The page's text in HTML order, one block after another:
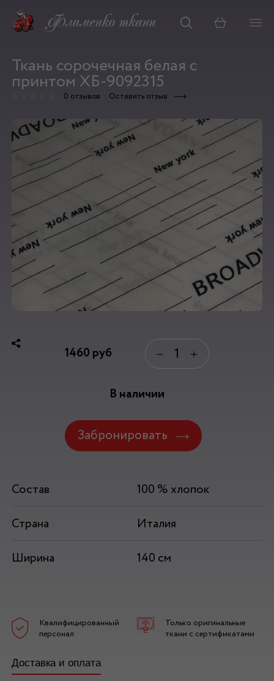
Корзина
Ткань сорочечная белая с
принтом ХБ-9092315
0 отзывов Оставить отзыв
1460 руб − +
В наличии
Забронировать
Состав
100 % хлопок
Страна
Италия
Ширина
140 см
Квалифицированный
персонал
Только оригинальные
ткани с сертификатами
Доставка и оплата